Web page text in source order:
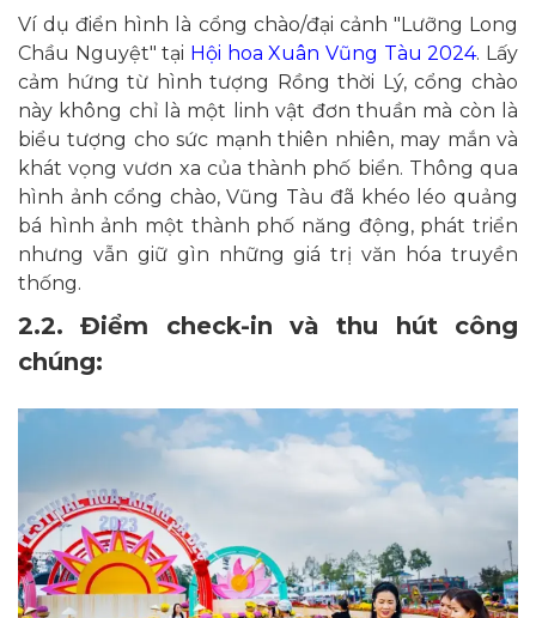
Ví dụ điển hình là cổng chào/đại cảnh "Lưỡng Long
Chầu Nguyệt" tại Hội hoa Xuân Vũng Tàu 2024. Lấy
cảm hứng từ hình tượng Rồng thời Lý, cổng chào
này không chỉ là một linh vật đơn thuần mà còn là
biểu tượng cho sức mạnh thiên nhiên, may mắn và
khát vọng vươn xa của thành phố biển. Thông qua
hình ảnh cổng chào, Vũng Tàu đã khéo léo quảng
bá hình ảnh một thành phố năng động, phát triển
nhưng vẫn giữ gìn những giá trị văn hóa truyền
thống.
2.2. Điểm check-in và thu hút công
chúng: